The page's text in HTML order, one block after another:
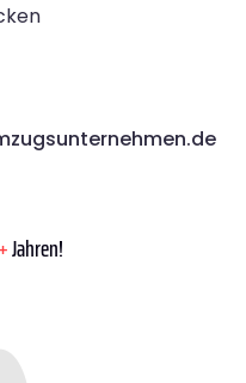
Jahren!